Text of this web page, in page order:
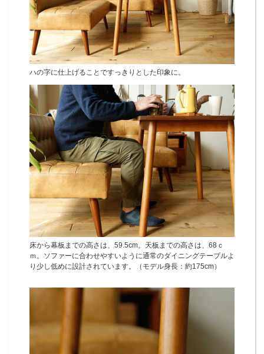
ハの字に仕上げることですっきりとした印象に。
床から幕板までの高さは、59.5cm。天板までの高さは、68ｃ
ｍ。ソファーに合わせやすいように通常のダイニングテーブルよ
り少し低めに設計されています。（モデル身長：約175cm）